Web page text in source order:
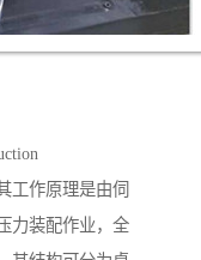
工作原理是由伺
力装配作业，全